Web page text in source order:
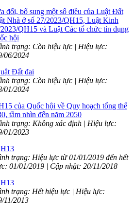
đổi, bổ sung một số điều của Luật Đất
Nhà ở số 27/2023/QH15, Luật Kinh
QH15 và Luật Các tổ chức tín dụng
hội
trạng: Còn hiệu lực | Hiệu lực:
06/2024
Đất đai
trạng: Còn hiệu lực | Hiệu lực:
01/2024
của Quốc hội về Quy hoạch tổng thể
tầm nhìn đến năm 2050
trạng: Không xác định | Hiệu lực:
01/2023
trạng: Hiệu lực từ 01/01/2019 đến hết
01/01/2019 | Cập nhật: 20/11/2018
trạng: Hết hiệu lực | Hiệu lực:
11/2013